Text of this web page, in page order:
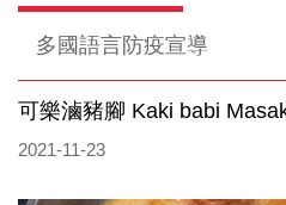
多國語言防疫宣導
可樂滷豬腳 Kaki babi
2021-11-23